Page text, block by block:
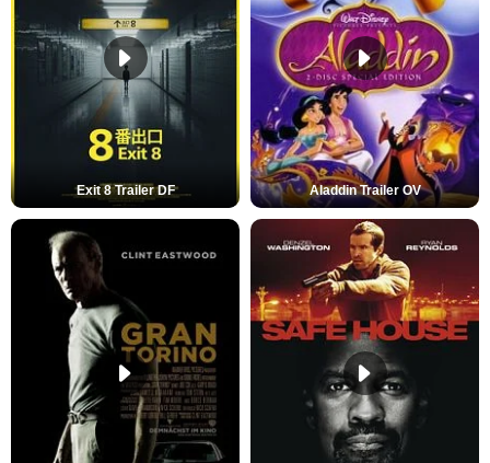
Exit 8 Trailer DF Aladdin Trailer OV